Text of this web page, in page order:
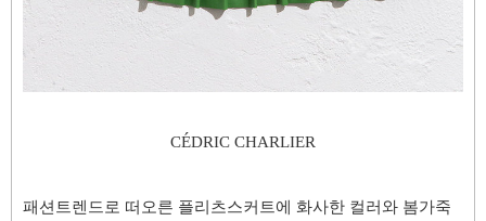
CÉDRIC CHARLIER
패션트렌드로 떠오른 플리츠스커트에 화사한 컬러와 봄가죽